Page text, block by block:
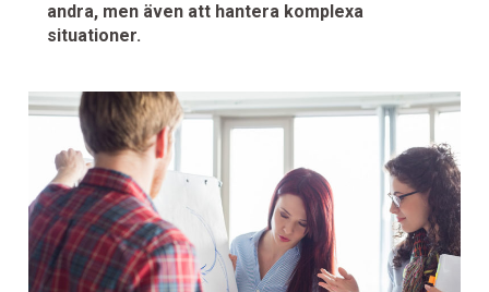
andra, men även att hantera komplexa
situationer.